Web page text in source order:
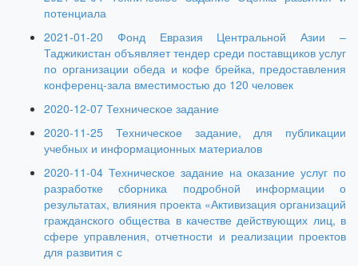
потенциала
2021-01-20 Фонд Евразия Центральной Азии –
Таджикистан объявляет тендер среди поставщиков услуг
по организации обеда и кофе брейка, предоставления
конференц-зала вместимостью до 120 человек
2020-12-07 Техническое задание
2020-11-25 Техническое задание, для публикации
учебных и информационных материалов
2020-11-04 Техническое задание на оказание услуг по
разработке сборника подробной информации о
результатах, влияния проекта «Активизация организаций
гражданского общества в качестве действующих лиц, в
сфере управления, отчетности и реализации проектов
для развития с